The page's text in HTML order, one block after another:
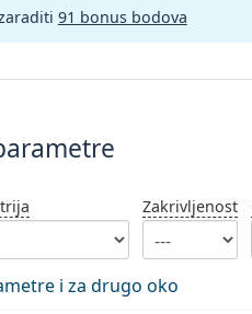
91 bonus bodova
Zakrivljenost
i za drugo oko